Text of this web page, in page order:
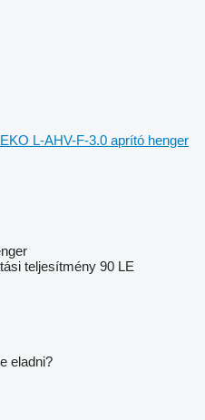
L-AHV-F-3.0 aprító henger
teljesítmény 90 LE
eladni?